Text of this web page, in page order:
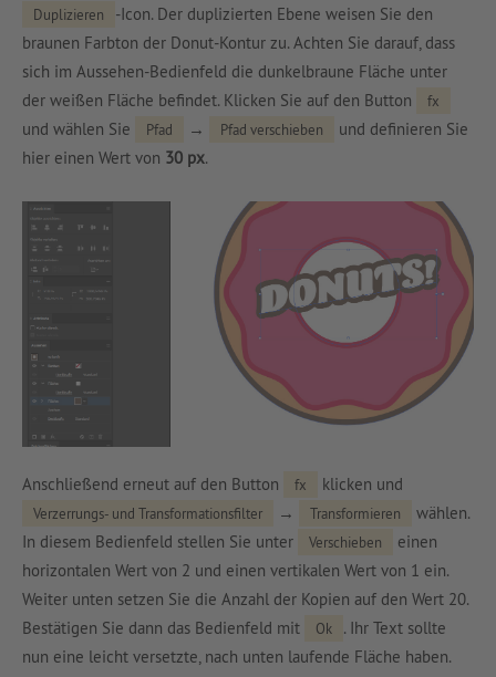
Duplizieren
-Icon. Der duplizierten Ebene weisen Sie den
braunen Farbton der Donut-Kontur zu. Achten Sie darauf, dass
sich im Aussehen-Bedienfeld die dunkelbraune Fläche unter
der weißen Fläche befindet. Klicken Sie auf den Button
fx
und wählen Sie Pfad → Pfad verschieben
und definieren Sie
hier einen Wert von 30 px.
Anschließend erneut auf den Button fx klicken und
Verzerrungs- und Transformationsfilter → Transformieren
wählen.
In diesem Bedienfeld stellen Sie unter
Verschieben
einen
horizontalen Wert von 2 und einen vertikalen Wert von 1 ein.
Weiter unten setzen Sie die Anzahl der Kopien auf den Wert 20.
Bestätigen Sie dann das Bedienfeld mit
Ok
. Ihr Text sollte
nun eine leicht versetzte, nach unten laufende Fläche haben.